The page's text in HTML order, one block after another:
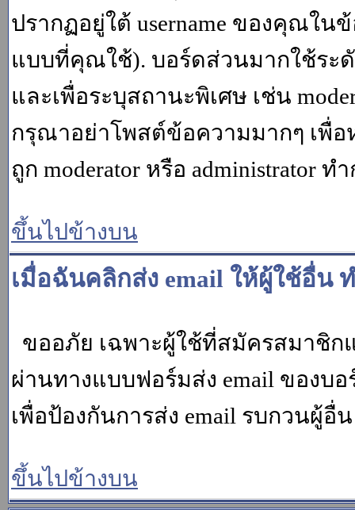
ปรากฏอยู่ใต้ username ของคุณใ
แบบที่คุณใช้). บอร์ดส่วนมากใช้ร
และเพื่อระบุสถานะพิเศษ เช่น
กรุณาอย่าโพสต์ข้อความมากๆ เพื่
ถูก moderator หรือ administrator
ขึ้นไปข้างบน
เมื่อฉันคลิกส่ง email ให้ผู้ใช้อื่น
ขออภัย เฉพาะผู้ใช้ที่สมัครสมาชิก
ผ่านทางแบบฟอร์มส่ง email ของ
เพื่อป้องกันการส่ง email รบกวนผู้อื่
ขึ้นไปข้างบน